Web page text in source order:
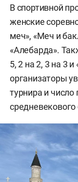
В спортивной
женские
меч», «Меч и
«Алебарда».
5, 2 на 2, 3 на 3
организаторы
турнира и число
средневекового